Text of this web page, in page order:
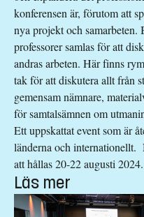
konferensen är, förutom att
nya projekt och samarbeten.
professorer samlas för att
andras arbeten. Här finns
tak för att diskutera allt från
gemensam nämnare,
för samtalsämnen om
Ett uppskattat event som är
länderna och
att hållas 20-22 augusti 2024.
Läs mer